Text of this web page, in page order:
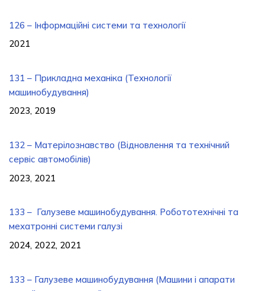
126 – Інформаційні системи та технології
2021
131 – Прикладна механіка (Технології
машинобудування)
2023, 2019
132 – Матерілознавство (Відновлення та технічний
сервіс автомобілів)
2023, 2021
133 – Галузеве машинобудування. Робототехнічні та
мехатронні системи галузі
2024, 2022, 2021
133 – Галузеве машинобудування (Машини і апарати